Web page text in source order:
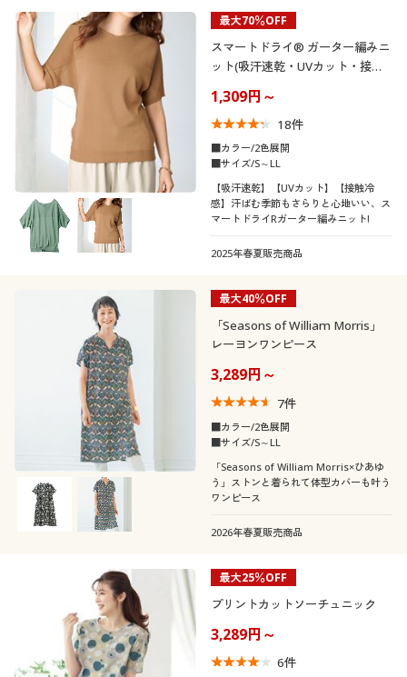
最大70％OFF
スマートドライ® ガーター編みニ
ット(吸汗速乾・UVカット・接触
1,309円～
18件
■カラー/2色展開
■サイズ/S～LL
【吸汗速乾】【UVカット】【接触冷
感】汗ばむ季節もさらりと心地いい、ス
マートドライRガーター編みニット!
2025年春夏販売商品
最大40％OFF
「Seasons of William Morris」
レーヨンワンピース
3,289円～
7件
■カラー/2色展開
■サイズ/S～LL
「Seasons of William Morris×ひあゆ
う」ストンと着られて体型カバーも叶う
ワンピース
2026年春夏販売商品
最大25％OFF
プリントカットソーチュニック
3,289円～
6件